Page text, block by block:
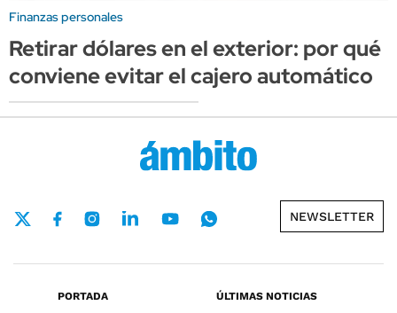
Finanzas personales
Retirar dólares en el exterior: por qué
conviene evitar el cajero automático
NEWSLETTER
PORTADA
ÚLTIMAS NOTICIAS